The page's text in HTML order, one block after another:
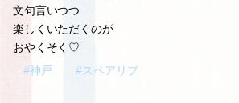
文句言いつつ
楽しくいただくのが
おやくそく♡
#神戸
#スペアリブ